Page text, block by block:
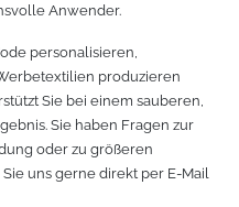
Anwender.
personalisieren,
produzieren
Sie bei einem sauberen,
Sie haben Fragen zur
oder zu größeren
uns gerne direkt per E-Mail